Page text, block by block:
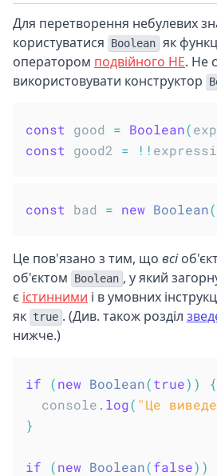
Для перетворення небулевих
користуватися
Boolean як
оператором подвійного НЕ. Не
використовувати конструктор
const good = Boolean(
const good2 = ! !
const bad = new Boolean(
Це пов'язано з тим, що всі
об'єктом
Boolean , у який
є істинними і в умовних
як true . (Див. також розділ
нижче.)
if (new Boolean(true) )
{
  console
. log( "Це
}
if (new Boolean(false) )